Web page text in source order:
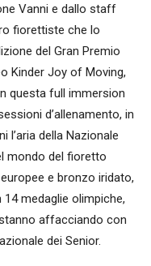
Vanni e dallo staff
fiorettiste che lo
del Gran Premio
Kinder Joy of Moving,
questa full immersion
d’allenamento, in
l’aria della Nazionale
mondo del fioretto
e bronzo iridato,
medaglie olimpiche,
affacciando con
dei Senior.